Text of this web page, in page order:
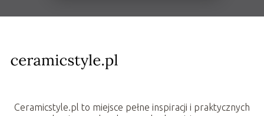
Ceramicstyle.pl to miejsce pełne inspiracji i praktycznych